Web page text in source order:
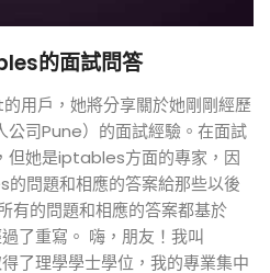
的面試問答
用戶，她將分享關於她剛剛經歷
公司Pune）的面試經驗。在面試
但她是iptables方面的專家，因
問題和相應的答案給那些以後
有的問題和相應的答案都基於
了重寫。 嗨，朋友！我叫
了理學學士學位，我的專業集中